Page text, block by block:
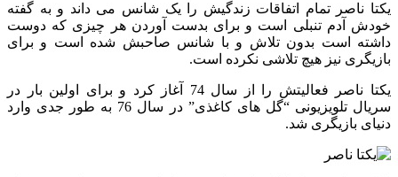
یکتا ناصر تمام اتفاقات زندگیش را یک شانس می داند و به گفته
خودش آدم تنبلی است و برای بدست آوردن هر چیزی که دوست
داشته است بدون تلاش و با شانس صاحبش شده است و برای
بازیگری نیز هیچ تلاشی نکرده است.
یکتا ناصر فعالیتش را از سال 74 آغاز کرد و برای اولین بار در
سریال تلویزیونی “گل های کاغذی” در سال 76 به طور جدی وارد
دنیای بازیگری شد.